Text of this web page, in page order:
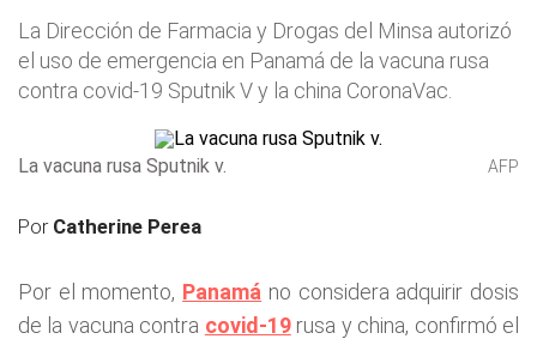
La Dirección de Farmacia y Drogas del Minsa autorizó
el uso de emergencia en Panamá de la vacuna rusa
contra covid-19 Sputnik V y la china CoronaVac.
La vacuna rusa Sputnik v. AFP
Por Catherine Perea
Por el momento, Panamá no considera adquirir dosis
de la vacuna contra covid-19rusa y china, confirmó el